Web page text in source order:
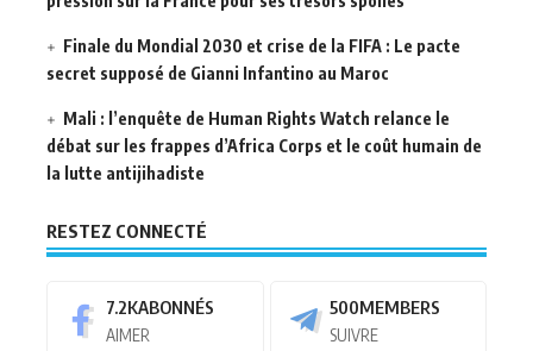
Finale du Mondial 2030 et crise de la FIFA : Le pacte
secret supposé de Gianni Infantino au Maroc
Mali : l’enquête de Human Rights Watch relance le
débat sur les frappes d’Africa Corps et le coût humain de
la lutte antijihadiste
RESTEZ CONNECTÉ
7.2KABONNÉS
AIMER
500MEMBERS
SUIVRE